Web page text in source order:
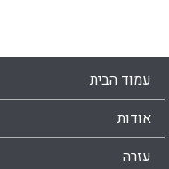
עמוד הבית
אודות
עזרה